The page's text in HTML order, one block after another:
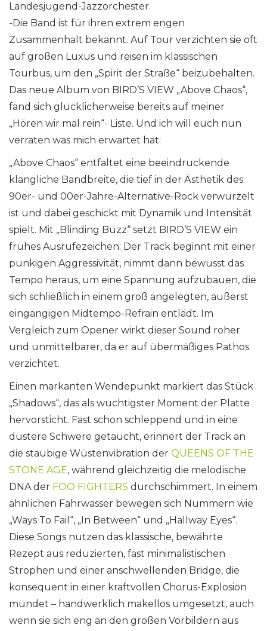
Landesjugend-Jazzorchester.
-Die Band ist für ihren extrem engen
Zusammenhalt bekannt. Auf Tour verzichten sie oft
auf großen Luxus und reisen im klassischen
Tourbus, um den „Spirit der Straße“ beizubehalten.
Das neue Album von BIRD’S VIEW „Above Chaos“,
fand sich glücklicherweise bereits auf meiner
„Hören wir mal rein“- Liste. Und ich will euch nun
verraten was mich erwartet hat:
„Above Chaos“ entfaltet eine beeindruckende
klangliche Bandbreite, die tief in der Ästhetik des
90er- und 00er-Jahre-Alternative-Rock verwurzelt
ist und dabei geschickt mit Dynamik und Intensität
spielt. Mit „Blinding Buzz“ setzt BIRD’S VIEW ein
frühes Ausrufezeichen: Der Track beginnt mit einer
punkigen Aggressivität, nimmt dann bewusst das
Tempo heraus, um eine Spannung aufzubauen, die
sich schließlich in einem groß angelegten, äußerst
eingängigen Midtempo-Refrain entlädt. Im
Vergleich zum Opener wirkt dieser Sound roher
und unmittelbarer, da er auf übermäßiges Pathos
verzichtet.
Einen markanten Wendepunkt markiert das Stück
„Shadows“, das als wuchtigster Moment der Platte
hervorsticht. Fast schon schleppend und in eine
düstere Schwere getaucht, erinnert der Track an
die staubige Wüstenvibration der QUEENS OF THE
STONE AGE, während gleichzeitig die melodische
DNA der FOO FIGHTERS durchschimmert. In einem
ähnlichen Fahrwasser bewegen sich Nummern wie
„Ways To Fail“, „In Between“ und „Hallway Eyes“.
Diese Songs nutzen das klassische, bewährte
Rezept aus reduzierten, fast minimalistischen
Strophen und einer anschwellenden Bridge, die
konsequent in einer kraftvollen Chorus-Explosion
mündet – handwerklich makellos umgesetzt, auch
wenn sie sich eng an den großen Vorbildern aus